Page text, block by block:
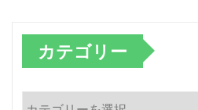
カテゴリー
カ